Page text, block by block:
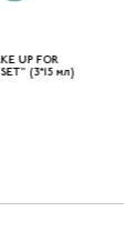
UP FOR
(3*15 мл)